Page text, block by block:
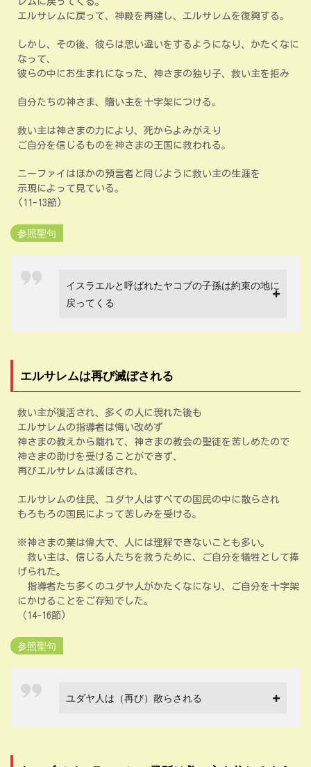
エルサレムに戻って、神殿を再建し、エルサレムを復興する。
しかし、その後、彼らは思い違いをするようになり、かたくなに
なって、
彼らの中にお生まれになった、神さまの独り子、救い主を拒み
自分たちの神さま、贖い主を十字架につける。
救い主は神さまの力により、死からよみがえり
ご自分を信じるものを神さまの王国に救われる。
ニーファイはほかの預言者と同じように救い主の生涯を
示現によって見ている。
(11-13節)
参照聖句
イスラエルと呼ばれたヤコブの子孫は約束の地に
戻ってくる
エルサレムは再び滅ぼされる
救い主が復活され、多くの人に現れた後も
エルサレムの指導者は悔い改めず
神さまの教えから離れて、神さまの教会の聖徒を苦しめたので
神さまの助けを受けることができず、
再びエルサレムは滅ぼされ、
エルサレムの住民、ユダヤ人はすべての国民の中に散らされ
もろもろの国民によって苦しみを受ける。
※神さまの業は偉大で、人には理解できないことも多い。
救い主は、信じる人たちを救うために、ご自分を犠牲として捧
げられた。
指導者たち多くのユダヤ人がかたくなになり、ご自分を十字架
にかけることをご存知でした。
（14-16節)
参照聖句
ユダヤ人は（再び）散らされる